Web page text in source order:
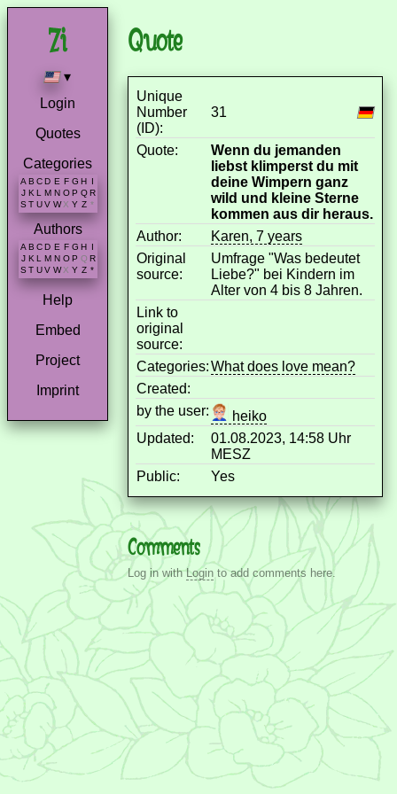
▾
Login
Quotes
Categories
A B C D E F G H I
J K L M N O P Q R
S T U V W X Y Z *
Authors
A B C D E F G H
J K L M N O P Q R
S T U V W X Y Z *
Help
Embed
Project
Imprint
Quote
Unique
Number
(ID):
31
Quote:
Wenn du jemanden
liebst klimperst du mit
deine Wimpern ganz
wild und kleine Sterne
kommen aus dir heraus.
Author:
Karen, 7 years
Original
source:
Umfrage "Was bedeutet
Liebe?" bei Kindern im
Alter von 4 bis 8 Jahren.
Link to
original
source:
Categories:What does love mean?
Created:
by the user:
heiko
Updated:
01.08.2023, 14:58 Uhr
MESZ
Public:
Yes
Comments
Log in withLogin to add comments here.